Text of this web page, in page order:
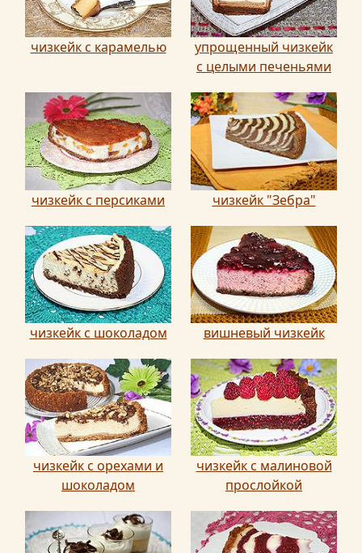
чизкейк с карамелью
упрощенный чизкейк
с целыми печеньями
чизкейк с персиками чизкейк "Зебра"
чизкейк с шоколадом вишневый чизкейк
чизкейк с орехами и
шоколадом
чизкейк с малиновой
прослойкой